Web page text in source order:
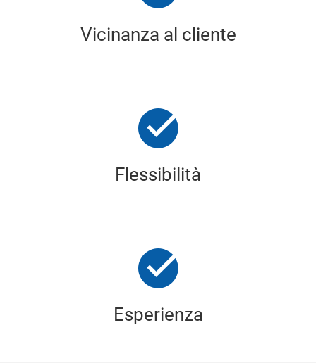
Vicinanza al cliente
Flessibilità
Esperienza